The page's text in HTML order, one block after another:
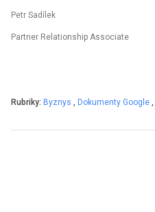
Petr Sadílek
Partner Relationship Associate
Rubriky: Byznys , Dokumenty Google ,